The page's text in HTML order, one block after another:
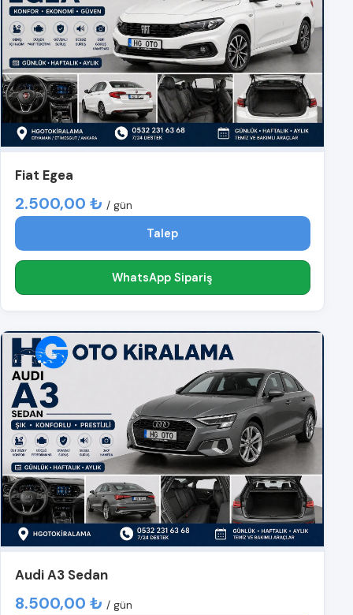
Fiat Egea
2.500,00 ₺ / gün
Talep
WhatsApp Sipariş
Audi A3 Sedan
8.500,00 ₺ / gün